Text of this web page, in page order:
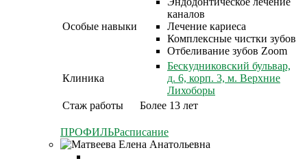
Особые навыки
каналов
Лечение кариеса
Комплексные чистки зубов
Отбеливание зубов Zoom
Клиника
Бескудниковский бульвар,
д. 6, корп. 3, м. Верхние
Лихоборы
Стаж работы
Более 13 лет
ПРОФИЛЬРасписание